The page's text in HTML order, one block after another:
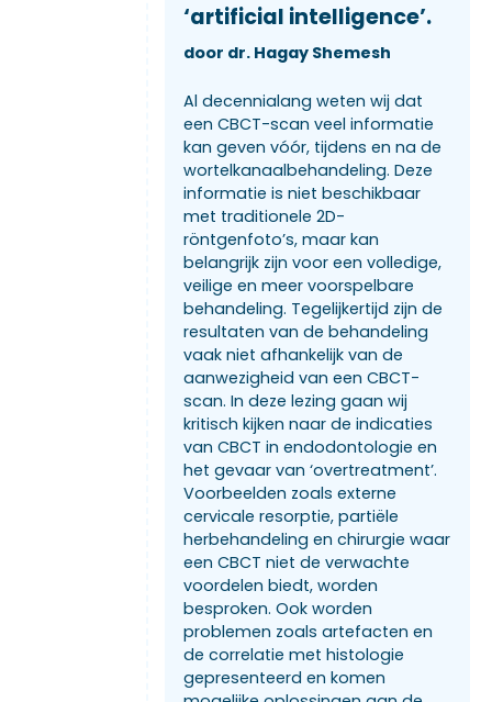
‘artificial intelligence’.
door dr. Hagay Shemesh
Al decennialang weten wij dat
een CBCT-scan veel informatie
kan geven vóór, tijdens en na de
wortelkanaalbehandeling. Deze
informatie is niet beschikbaar
met traditionele 2D-
röntgenfoto’s, maar kan
belangrijk zijn voor een volledige,
veilige en meer voorspelbare
behandeling. Tegelijkertijd zijn de
resultaten van de behandeling
vaak niet afhankelijk van de
aanwezigheid van een CBCT-
scan. In deze lezing gaan wij
kritisch kijken naar de indicaties
van CBCT in endodontologie en
het gevaar van ‘overtreatment’.
Voorbeelden zoals externe
cervicale resorptie, partiële
herbehandeling en chirurgie waar
een CBCT niet de verwachte
voordelen biedt, worden
besproken. Ook worden
problemen zoals artefacten en
de correlatie met histologie
gepresenteerd en komen